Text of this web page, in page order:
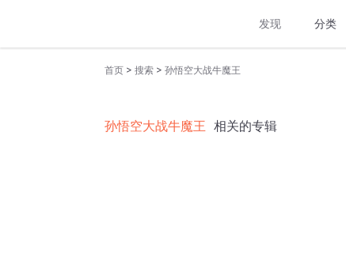
发现 分类
首页 > 搜索 > 孙悟空大战牛魔王
孙悟空大战牛魔王 相关的专辑